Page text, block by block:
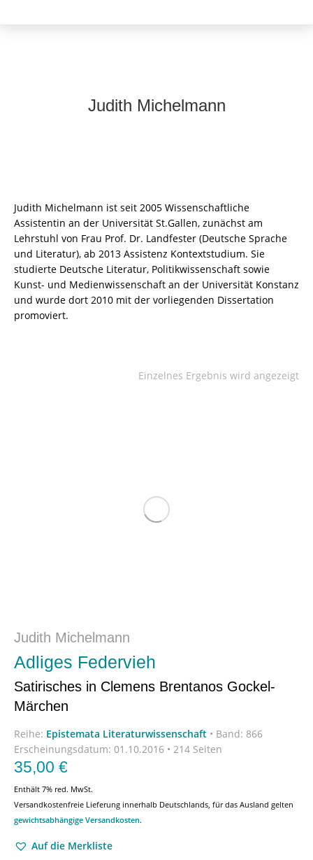
Judith Michelmann
Judith Michelmann ist seit 2005 Wissenschaftliche
Assistentin an der Universität St.Gallen, zunächst am
Lehrstuhl von Frau Prof. Dr. Landfester (Deutsche Sprache
und Literatur), ab 2013 Assistenz Kontextstudium. Sie
studierte Deutsche Literatur, Politikwissenschaft sowie
Kunst- und Medienwissenschaft an der Universität Konstanz
und wurde dort 2010 mit der vorliegenden Dissertation
promoviert.
Einzelnes Ergebnis wird angezeigt
Judith Michelmann
Adliges Federvieh
Satirisches in Clemens Brentanos Gockel-
Märchen
Reihe: Epistemata Literaturwissenschaft • Band: 866
Erscheinungsdatum: 01.10.2016 • 214 Seiten
35,00 €
Enthält 7% red. MwSt.
Versandkostenfreie Lieferung innerhalb Deutschlands, für das Ausland gelten
gewichtsabhängige Versandkosten.
Auf die Merkliste